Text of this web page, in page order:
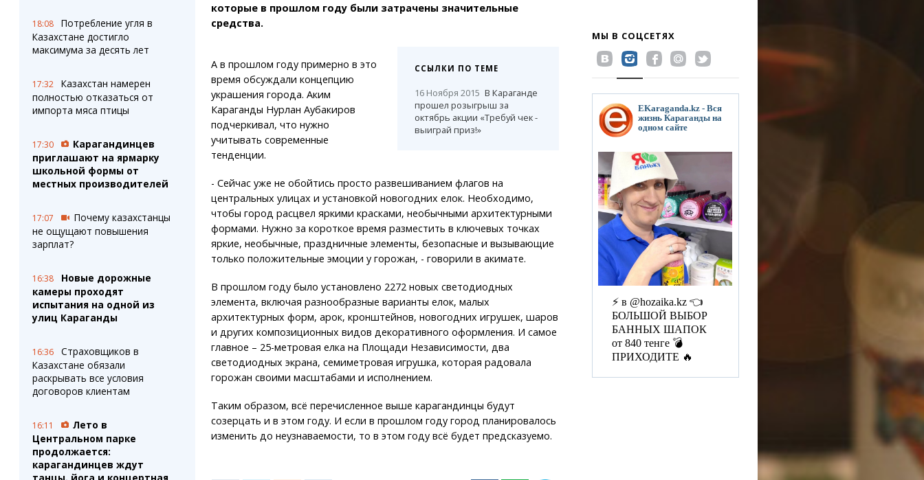
18:08
Потребление угля в
Казахстане достигло
максимума за десять лет
17:32
Казахстан намерен
полностью отказаться от
импорта мяса птицы
17:30
Карагандинцев
приглашают на ярмарку
школьной формы от
местных производителей
17:07
Почему казахстанцы
не ощущают повышения
зарплат?
16:38
Новые дорожные
камеры проходят
испытания на одной из
улиц Караганды
16:36
Страховщиков в
Казахстане обязали
раскрывать все условия
договоров клиентам
16:11
Лето в
Центральном парке
продолжается:
карагандинцев ждут
которые в прошлом году были затрачены значительные
средства.
ССЫЛКИ ПО ТЕМЕ
16 Ноября 2015 В Караганде
прошел розыгрыш за
октябрь акции «Требуй чек -
выиграй приз!»
А в прошлом году примерно в это
время обсуждали концепцию
украшения города. Аким
Караганды Нурлан Аубакиров
подчеркивал, что нужно
учитывать современные
тенденции.
- Сейчас уже не обойтись просто развешиванием флагов на
центральных улицах и установкой новогодних елок. Необходимо,
чтобы город расцвел яркими красками, необычными архитектурными
формами. Нужно за короткое время разместить в ключевых точках
яркие, необычные, праздничные элементы, безопасные и вызывающие
только положительные эмоции у горожан, - говорили в акимате.
В прошлом году было установлено 2272 новых светодиодных
элемента, включая разнообразные варианты елок, малых
архитектурных форм, арок, кронштейнов, новогодних игрушек, шаров
и других композиционных видов декоративного оформления. И самое
главное – 25-метровая елка на Площади Независимости, два
светодиодных экрана, семиметровая игрушка, которая радовала
горожан своими масштабами и исполнением.
Таким образом, всё перечисленное выше карагандинцы будут
созерцать и в этом году. И если в прошлом году город планировалось
изменить до неузнаваемости, то в этом году всё будет предсказуемо.
МЫ В СОЦСЕТЯХ
EKaraganda.kz - Вся
жизнь Караганды на
одном сайте